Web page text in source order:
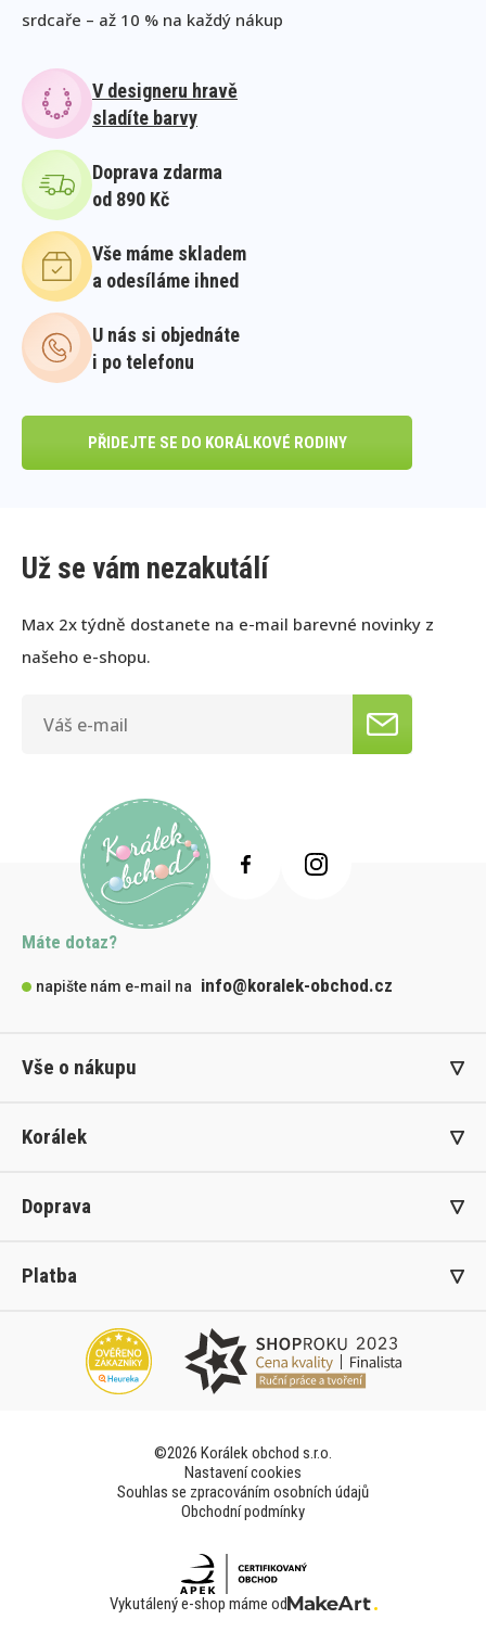
srdcaře – až 10 % na každý nákup
V designeru hravě
sladíte barvy
Doprava zdarma
od 890 Kč
Vše máme skladem
a odesíláme ihned
U nás si objednáte
i po telefonu
PŘIDEJTE SE DO KORÁLKOVÉ RODINY
Už se vám nezakutálí
Max 2x týdně dostanete na e-mail barevné novinky z
našeho e-shopu.
Máte dotaz?
napište nám e-mail na info@koralek-obchod.cz
Vše o nákupu
Korálek
Doprava
Platba
©2026 Korálek obchod s.r.o.
Nastavení cookies
Souhlas se zpracováním osobních údajů
Obchodní podmínky
Vykutálený e-shop máme od